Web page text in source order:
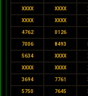
XXXX XXXX
XXXX XXXX
4762 0126
7006 8493
5634 XXXX
XXXX XXXX
3694 7761
5750 7645